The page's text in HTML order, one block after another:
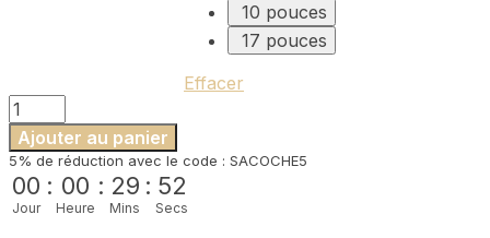
10 pouces
17 pouces
Effacer
quantité
de
Pochette
pour
ordinateur
13
Ajouter au panier
5% de réduction avec le code : SACOCHE5
00
Jour
: 00
Heure
: 29
Mins
: 52
Secs